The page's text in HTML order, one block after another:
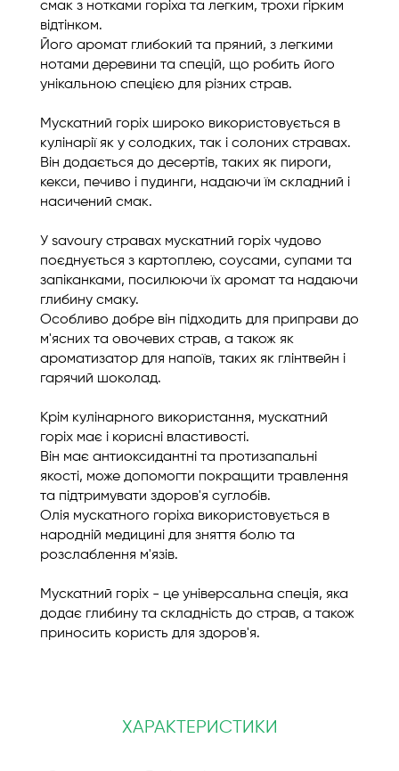
смак з нотками горіха та легким, трохи гірким
відтінком.
Його аромат глибокий та пряний, з легкими
нотами деревини та спецій, що робить його
унікальною спецією для різних страв.
Мускатний горіх широко використовується в
кулінарії як у солодких, так і солоних стравах.
Він додається до десертів, таких як пироги,
кекси, печиво і пудинги, надаючи їм складний і
насичений смак.
У savoury стравах мускатний горіх чудово
поєднується з картоплею, соусами, супами та
запіканками, посилюючи їх аромат та надаючи
глибину смаку.
Особливо добре він підходить для приправи до
м'ясних та овочевих страв, а також як
ароматизатор для напоїв, таких як глінтвейн і
гарячий шоколад.
Крім кулінарного використання, мускатний
горіх має і корисні властивості.
Він має антиоксидантні та протизапальні
якості, може допомогти покращити травлення
та підтримувати здоров'я суглобів.
Олія мускатного горіха використовується в
народній медицині для зняття болю та
розслаблення м'язів.
Мускатний горіх - це універсальна спеція, яка
додає глибину та складність до страв, а також
приносить користь для здоров'я.
ХАРАКТЕРИСТИКИ